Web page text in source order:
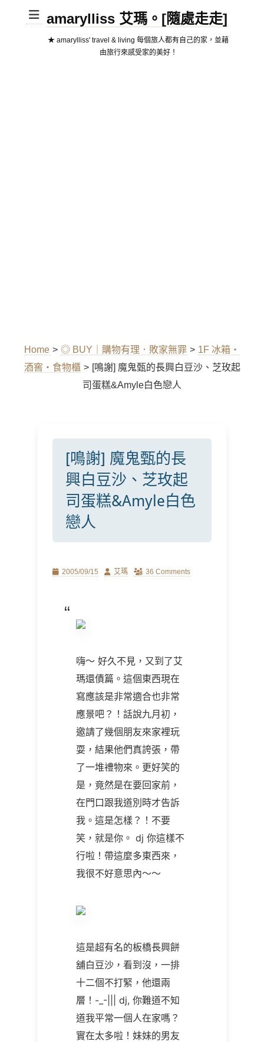
amarylliss 艾瑪。[隨處走走]
★ amarylliss' travel & living 每個旅人都有自己的家，並藉
由旅行來感受家的美好！
Home > ◎ BUY｜購物有理．敗家無罪 > 1F 冰箱‧
酒窖‧食物櫃 > [鳴謝] 魔鬼甄的長興白豆沙、芝玫起
司蛋糕&Amyle白色戀人
[鳴謝] 魔鬼甄的長
興白豆沙、芝玫起
司蛋糕&Amyle白色
戀人
Posted
2005/09/15 Author
艾瑪 36 Comments
嗨～ 好久不見，又到了艾
瑪還債篇。這個東西現在
寫應該是非常適合也非常
應景吧？！話說九月初，
邀請了幾個朋友來家裡玩
耍，結果他們真誇張，帶
了一堆禮物來。更好笑的
是，竟然是在要回家前，
在門口跟我道別時才告訴
我。這是怎樣？！不要
笑，就是你。 dj 你這樣不
行啦！帶這麼多東西來，
我很不好意思內～～
這是超有名的板橋長興餅
舖白豆沙，看到沒，一排
十二個不打緊，他還兩
層！-_-||| dj, 你難道不知
道我平常一個人在家嗎？
實在太多啦！妹妹的男友